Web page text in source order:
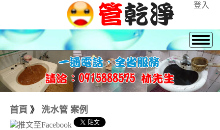
登入
首頁 》 洗水管 案例